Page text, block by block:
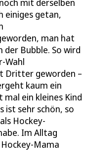
mit derselben
einiges getan,
man hat
Bubble. So wird
Wahl
Dritter geworden –
kaum ein
mal ein kleines Kind
ist sehr schön, so
Hockey-
Im Alltag
Mama